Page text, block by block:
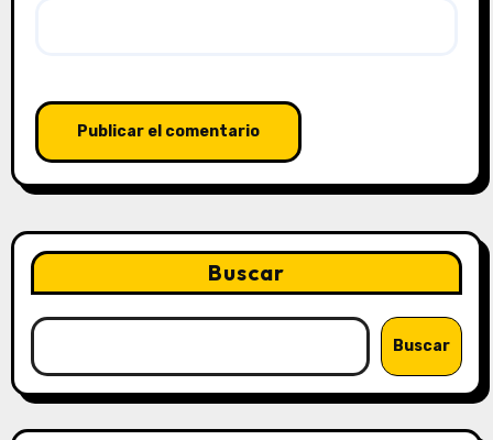
Buscar
Buscar